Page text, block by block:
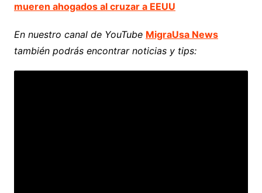
mueren ahogados al cruzar a EEUU
En nuestro canal de YouTube MigraUsa News
también podrás encontrar noticias y tips: